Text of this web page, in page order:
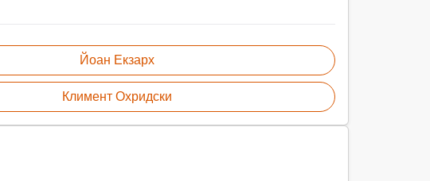
Йоан Екзарх
Климент Охридски